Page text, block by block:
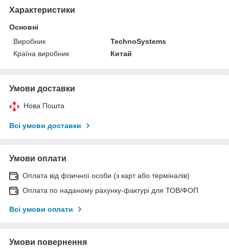
Характеристики
Основні
Виробник
TechnoSystems
Країна виробник
Китай
Умови доставки
Нова Пошта
Всі умови доставки
Умови оплати
Оплата від фізичної особи (з карт або терміналів)
Оплата по наданому рахунку-фактурі для ТОВ/ФОП
Всі умови оплати
Умови повернення